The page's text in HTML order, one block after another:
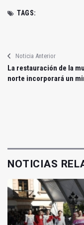
TAGS:
Noticia Anterior
La restauración de la
norte incorporará un
NOTICIAS